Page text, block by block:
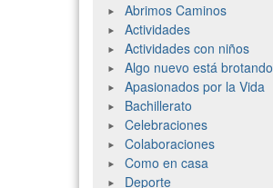
Abrimos Caminos
Actividades
Actividades con niños
Algo nuevo está brotando
Apasionados por la Vida
Bachillerato
Celebraciones
Colaboraciones
Como en casa
Deporte